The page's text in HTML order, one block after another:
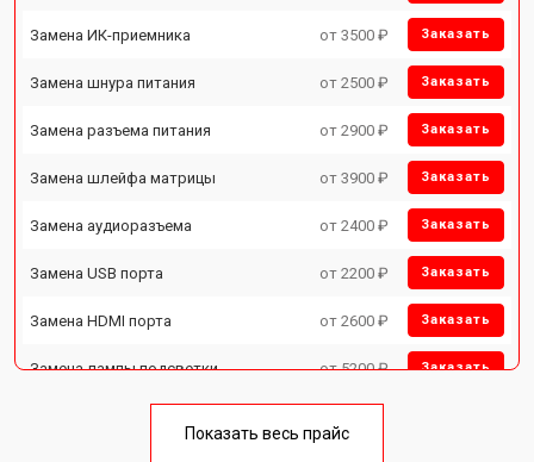
Замена ИК-приемника от 3500 ₽ Заказать
Замена шнура питания от 2500 ₽ Заказать
Замена разъема питания от 2900 ₽ Заказать
Замена шлейфа матрицы от 3900 ₽ Заказать
Замена аудиоразъема от 2400 ₽ Заказать
Замена USB порта от 2200 ₽ Заказать
Замена HDMI порта от 2600 ₽ Заказать
Замена лампы подсветки от 5200 ₽ Заказать
Показать весь прайс